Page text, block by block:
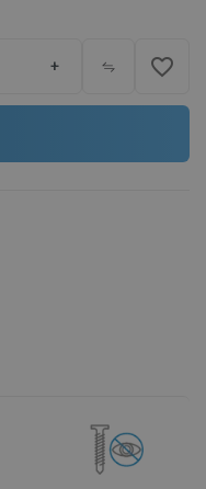
+ favorite_border